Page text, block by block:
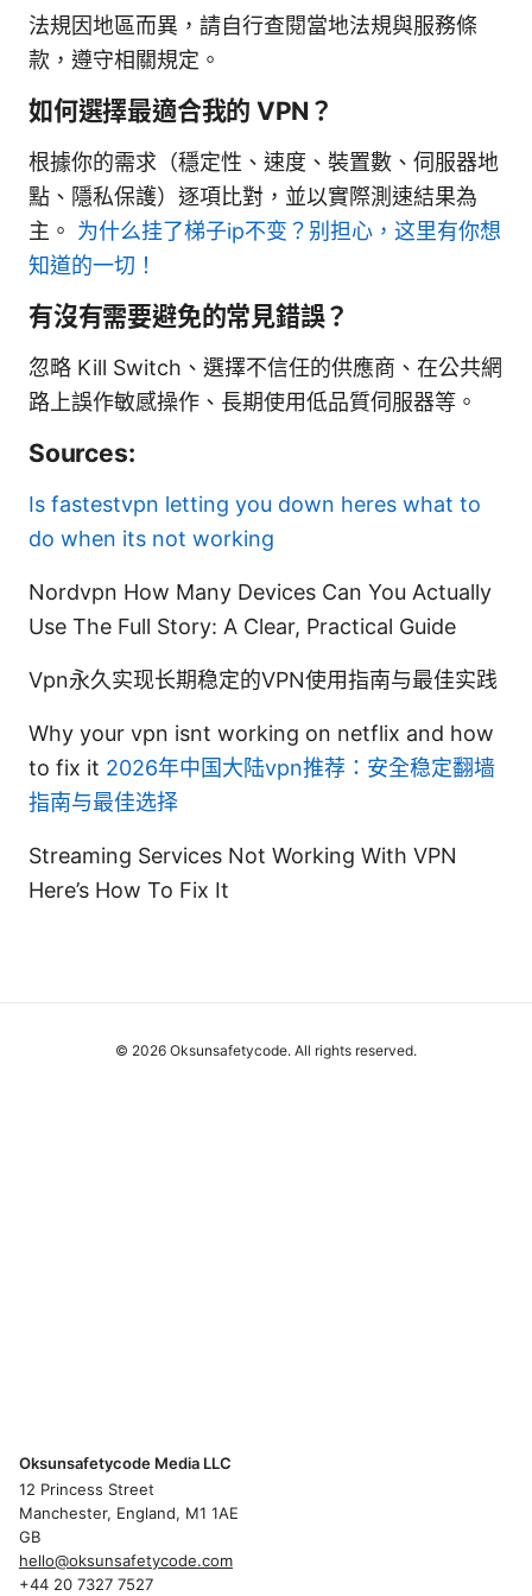
法規因地區而異，請自行查閱當地法規與服務條
款，遵守相關規定。
如何選擇最適合我的 VPN？
根據你的需求（穩定性、速度、裝置數、伺服器地
點、隱私保護）逐項比對，並以實際測速結果為
主。 为什么挂了梯子ip不变？别担心，这里有你想
知道的一切！
有沒有需要避免的常見錯誤？
忽略 Kill Switch、選擇不信任的供應商、在公共網
路上誤作敏感操作、長期使用低品質伺服器等。
Sources:
Is fastestvpn letting you down heres what to
do when its not working
Nordvpn How Many Devices Can You Actually
Use The Full Story: A Clear, Practical Guide
Vpn永久实现长期稳定的VPN使用指南与最佳实践
Why your vpn isnt working on netflix and how
to fix it 2026年中国大陆vpn推荐：安全稳定翻墙
指南与最佳选择
Streaming Services Not Working With VPN
Here’s How To Fix It
© 2026 Oksunsafetycode. All rights reserved.
Oksunsafetycode Media LLC
12 Princess Street
Manchester, England, M1 1AE
GB
hello@oksunsafetycode.com
+44 20 7327 7527